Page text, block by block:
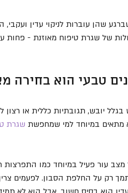
שהן עוברות לניקוי עדין
של שגרת טיפוח מאוזנת - פחות
טבעי הוא בחירה
יובש, תגובתיות כללית או רצון
מתאים במיוחד למי שמחפשת שגרת
מצב עור פעיל במיוחד כמו
רק על החלפת הסבון. לפעמים